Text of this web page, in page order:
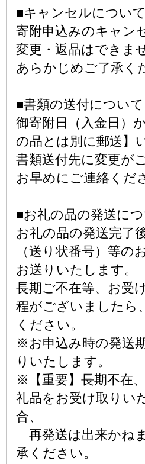
■キャンセルについて
寄附申込みのキャン
変更・返品はできま
あらかじめご了承く
■書類の送付について
御寄附日（入金日）
の品とは別に郵送】
書類送付先に変更が
お早めにご連絡くだ
■お礼の品の発送に
お礼の品の発送完了
（送り状番号）等の
お送りいたします。
長期ご不在等、お受
程がございましたら
ください。
※お申込み時の発送
りいたします。
※【重要】長期不在
礼品をお受け取りい
合、
再発送は出来かね
承ください。